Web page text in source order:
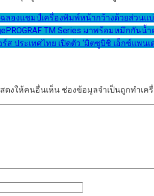
องแชมป์เครื่องพิมพ์หน้ากว้างด้วยส่วนแบ่
TM Series มาพร้อมหมึกกั
ส ประเทศไทย เปิดตัว ‘มิตซูบิชิ เอ็กซ์แพน
ดงให้คนอื่นเห็น ช่องข้อมูลจำเป็นถูกทำเค